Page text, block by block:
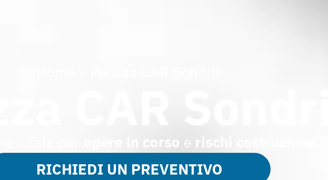
CAR Sondrio
opere in corso e rischi costruzione
RICHIEDI UN PREVENTIVO